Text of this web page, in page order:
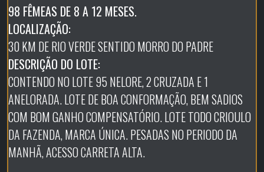
98 FÊMEAS DE 8 A 12 MESES.
LOCALIZAÇÃO:
30 KM DE RIO VERDE SENTIDO MORRO DO PADRE
DESCRIÇÃO DO LOTE:
CONTENDO NO LOTE 95 NELORE, 2 CRUZADA E 1
ANELORADA. LOTE DE BOA CONFORMAÇÃO, BEM SADIOS
COM BOM GANHO COMPENSATÓRIO. LOTE TODO CRIOULO
DA FAZENDA, MARCA ÚNICA. PESADAS NO PERIODO DA
MANHÃ, ACESSO CARRETA ALTA.